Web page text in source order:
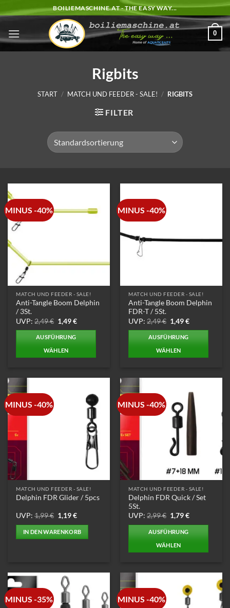
Inhalt
springen
BOILIEMASCHINE.AT - THE EASY WAY...
0
Rigbits
START / MATCH UND FEEDER - SALE! / RIGBITS
FILTER
MINUS -40%
MATCH UND FEEDER - SALE!
Anti-Tangle Boom Delphin
/ 3St.
UVP: 2,49€ Ursprünglicher
Preis
war:
2,49 €
1,49€Aktueller
AUSFÜHRUNG
WÄHLEN
weist
mehrere
Varianten
auf.
Optionen
können
auf
der
Produktseite
gewählt
werden
MINUS -40%
MATCH UND FEEDER - SALE!
Anti-Tangle Boom Delphin
FDR-T / 5St.
UVP: 2,49€ Ursprünglicher
Preis
war:
2,49 €
1,49€Aktueller
AUSFÜHRUNG
WÄHLEN
weist
mehrere
Varianten
auf.
Optionen
können
der
Produktseite
gewählt
werden
MINUS -40%
MATCH UND FEEDER - SALE!
Delphin FDR Glider / 5pcs
UVP: 1,99€ Ursprünglicher
Preis
war:
1,99 €
1,19€Aktueller
ist:
1,19 €.
IN DEN WARENKORB
MINUS -40%
MATCH UND FEEDER - SALE!
Delphin FDR Quick / Set
5St.
UVP: 2,99€ Ursprünglicher
Preis
war:
2,99 €
1,79€Aktueller
AUSFÜHRUNG
WÄHLEN
weist
mehrere
Varianten
MINUS -35% MINUS -40%